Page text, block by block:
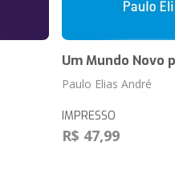
Um Mundo Novo
Paulo Elias André
IMPRESSO
R$ 47,99